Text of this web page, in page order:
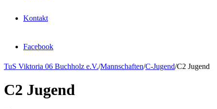
Kontakt
Facebook
TuS Viktoria 06 Buchholz e.V./Mannschaften/C-Jugend/C2 Jugend
C2 Jugend